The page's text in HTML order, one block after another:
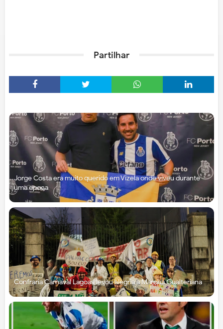
Partilhar
Jorge Costa era muito querido em Vizela onde viveu durante
uma época
Confraria Carnaval Lagoas levou alegria à Marcha Gualteriana